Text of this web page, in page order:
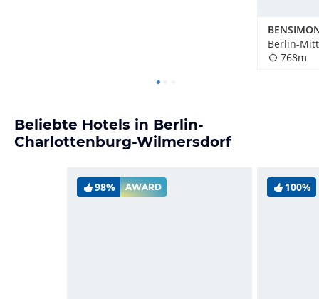
Berlin-
768m
Beliebte Hotels in Berlin-
Charlottenburg-Wilmersdorf
98% AWARD 100%